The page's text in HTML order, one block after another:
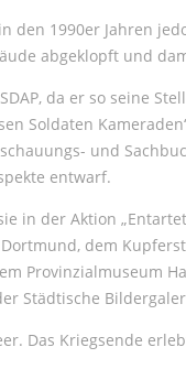
1990er Jahren
abgeklopft und
da er so seine
Soldaten
und
entwarf.
in der Aktion
dem
Provinzialmuseum
Städtische
Das Kriegsende